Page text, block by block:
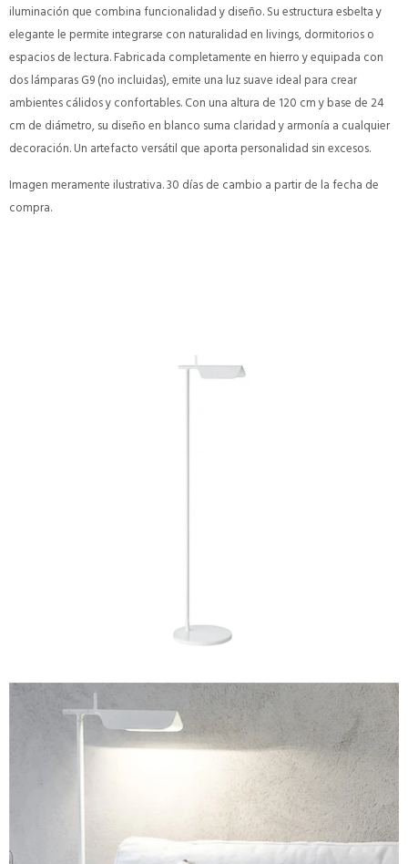
iluminación que combina funcionalidad y diseño. Su estructura esbelta y
elegante le permite integrarse con naturalidad en livings, dormitorios o
espacios de lectura. Fabricada completamente en hierro y equipada con
dos lámparas G9 (no incluidas), emite una luz suave ideal para crear
ambientes cálidos y confortables. Con una altura de 120 cm y base de 24
cm de diámetro, su diseño en blanco suma claridad y armonía a cualquier
decoración. Un artefacto versátil que aporta personalidad sin excesos.
Imagen meramente ilustrativa. 30 días de cambio a partir de la fecha de
compra.